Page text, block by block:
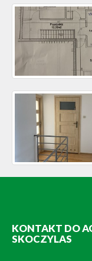
KONTAKT DO
SKOCZYLAS